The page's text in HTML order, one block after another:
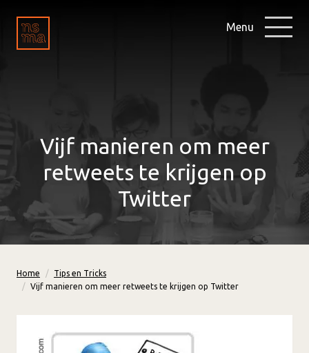
Menu
Vijf manieren om meer
retweets te krijgen op
Twitter
Home
Tips en Tricks
Vijf manieren om meer retweets te krijgen op Twitter